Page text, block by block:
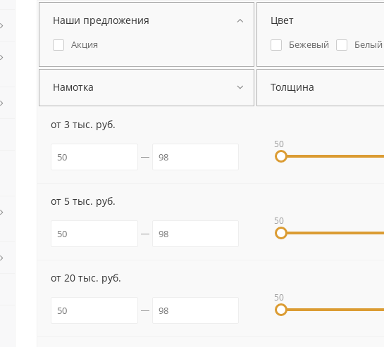
Наши предложения
Акция
Цвет
Бежевый Белый
Намотка Толщина
от 3 тыс. руб.
50
от 5 тыс. руб.
50
от 20 тыс. руб.
50